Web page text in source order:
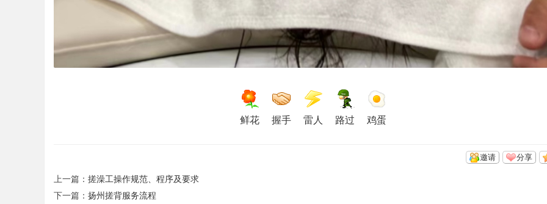
鲜花 握手 雷人 路过 鸡蛋
分享
邀请
上一篇： 搓澡工操作规范、程序及要求
下一篇： 扬州搓背服务流程